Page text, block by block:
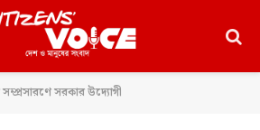
সরকার উদ্যোগী